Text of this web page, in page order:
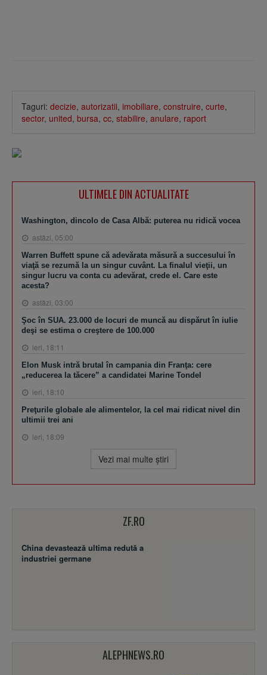
Taguri: decizie, autorizatii, imobiliare, construire, curte,
sector, united, bursa, cc, stabilire, anulare, raport
ULTIMELE DIN ACTUALITATE
Washington, dincolo de Casa Albă: puterea nu ridică vocea
astăzi, 05:00
Warren Buffett spune că adevărata măsură a succesului în
viaţă se rezumă la un singur cuvânt. La finalul vieţii, un
singur lucru va conta cu adevărat, crede el. Care este
acesta?
astăzi, 03:00
Şoc în SUA. 23.000 de locuri de muncă au dispărut în iulie
deşi se estima o creştere de 100.000
ieri, 18:11
Elon Musk intră brutal în campania din Franţa: cere
„reducerea la tăcere” a candidatei Marine Tondel
ieri, 18:10
Preţurile globale ale alimentelor, la cel mai ridicat nivel din
ultimii trei ani
ieri, 18:09
Vezi mai multe ştiri
ZF.RO
China devastează ultima redută a
industriei germane
ALEPHNEWS.RO